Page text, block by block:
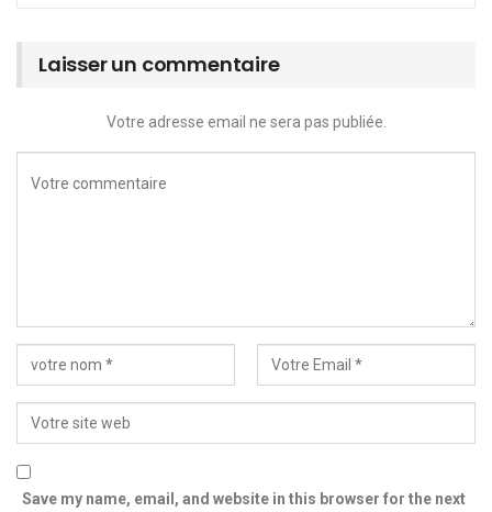
Laisser un commentaire
Votre adresse email ne sera pas publiée.
Save my name, email, and website in this browser for the next